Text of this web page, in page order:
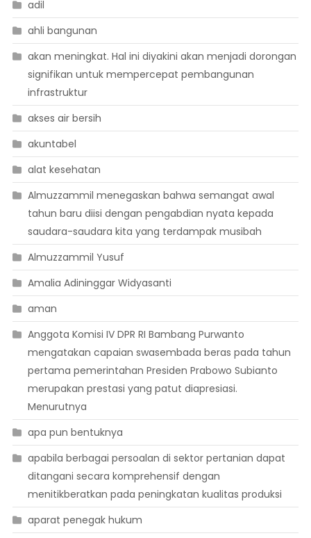
adil
ahli bangunan
akan meningkat. Hal ini diyakini akan menjadi dorongan
signifikan untuk mempercepat pembangunan
infrastruktur
akses air bersih
akuntabel
alat kesehatan
Almuzzammil menegaskan bahwa semangat awal
tahun baru diisi dengan pengabdian nyata kepada
saudara-saudara kita yang terdampak musibah
Almuzzammil Yusuf
Amalia Adininggar Widyasanti
aman
Anggota Komisi IV DPR RI Bambang Purwanto
mengatakan capaian swasembada beras pada tahun
pertama pemerintahan Presiden Prabowo Subianto
merupakan prestasi yang patut diapresiasi.
Menurutnya
apa pun bentuknya
apabila berbagai persoalan di sektor pertanian dapat
ditangani secara komprehensif dengan
menitikberatkan pada peningkatan kualitas produksi
aparat penegak hukum